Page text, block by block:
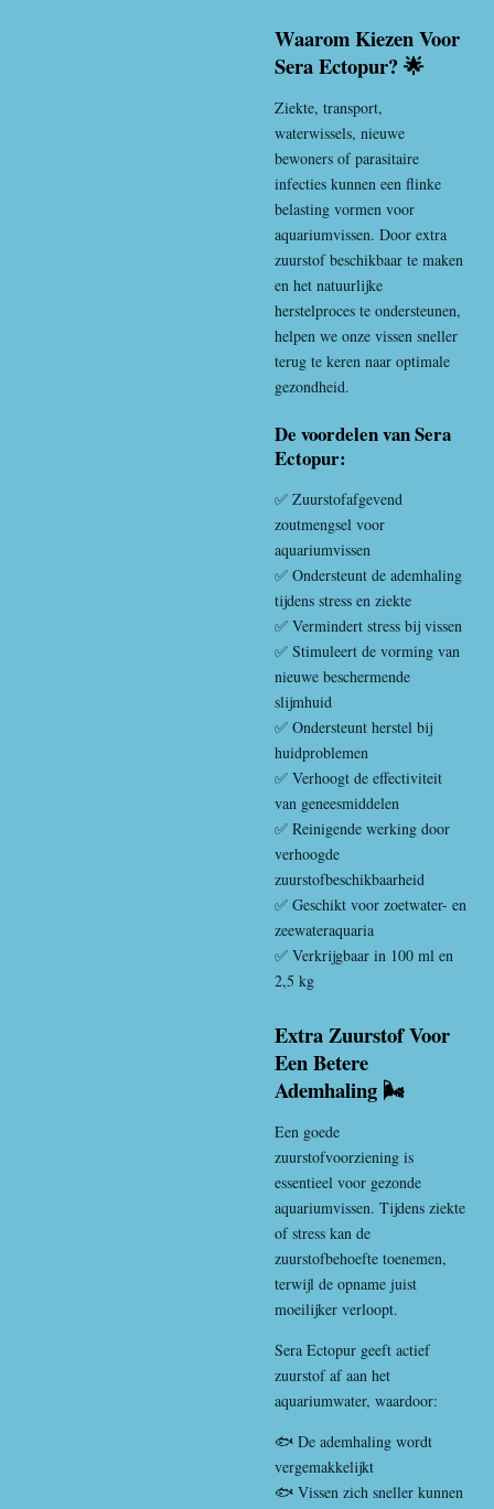
Waarom Kiezen Voor
Sera Ectopur? 🌟
Ziekte, transport,
waterwissels, nieuwe
bewoners of parasitaire
infecties kunnen een flinke
belasting vormen voor
aquariumvissen. Door extra
zuurstof beschikbaar te maken
en het natuurlijke
herstelproces te ondersteunen,
helpen we onze vissen sneller
terug te keren naar optimale
gezondheid.
De voordelen van Sera
Ectopur:
✅ Zuurstofafgevend
zoutmengsel voor
aquariumvissen
✅ Ondersteunt de ademhaling
tijdens stress en ziekte
✅ Vermindert stress bij vissen
✅ Stimuleert de vorming van
nieuwe beschermende
slijmhuid
✅ Ondersteunt herstel bij
huidproblemen
✅ Verhoogt de effectiviteit
van geneesmiddelen
✅ Reinigende werking door
verhoogde
zuurstofbeschikbaarheid
✅ Geschikt voor zoetwater- en
zeewateraquaria
✅ Verkrijgbaar in 100 ml en
2,5 kg
Extra Zuurstof Voor
Een Betere
Ademhaling 🌬️
Een goede
zuurstofvoorziening is
essentieel voor gezonde
aquariumvissen. Tijdens ziekte
of stress kan de
zuurstofbehoefte toenemen,
terwijl de opname juist
moeilijker verloopt.
Sera Ectopur geeft actief
zuurstof af aan het
aquariumwater, waardoor:
🐟 De ademhaling wordt
vergemakkelijkt
🐟 Vissen zich sneller kunnen